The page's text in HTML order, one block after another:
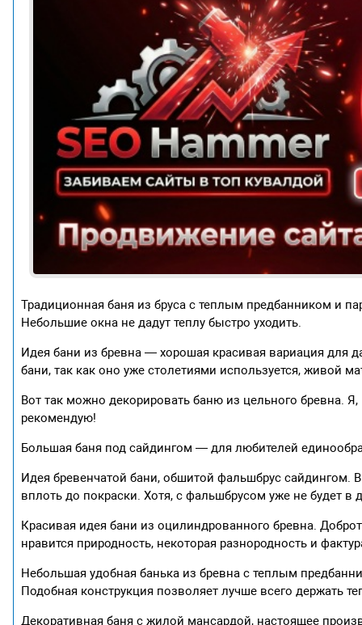
Традиционная баня из бруса с теплым предбанником и
Небольшие окна не дадут теплу быстро уходить.
Идея бани из бревна — хорошая красивая вариация для
бани, так как оно уже столетиями используется, живой
Вот так можно декорировать баню из цельного бревна.
рекомендую!
Большая баня под сайдингом — для любителей
Идея бревенчатой бани, обшитой фальшбрус сайдингом.
вплоть до покраски. Хотя, с фальшбрусом уже не будет в
Красивая идея бани из оцилиндрованного бревна.
нравится природность, некоторая разнородность и
Небольшая удобная банька из бревна с теплым
Подобная конструкция позволяет лучше всего держать
Декоративная баня с жилой мансардой, настоящее